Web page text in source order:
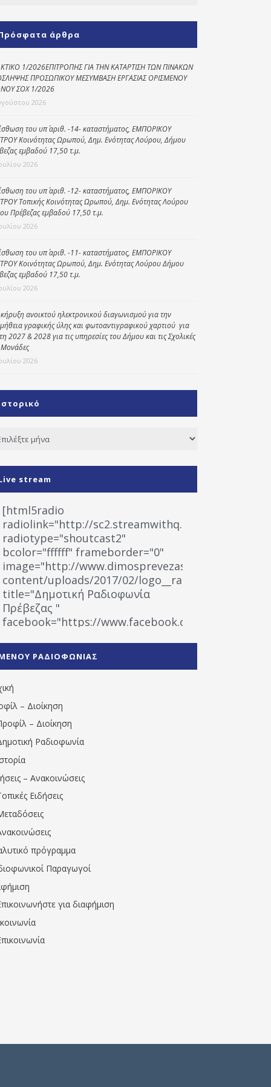
Kοινωνικό
φαρμακείο
Πρόγραμμα
Φροντίδας
Ηλικιωμένων
(Κ.Η.Φ.Η.) Πρέβεζας
άρθρα
1/2026ΕΠΙΤΡΟΠΗΣ ΓΙΑ ΤΗΝ ΚΑΤΑΡΤΙΣΗ ΤΩΝ ΠΙΝΑΚΩΝ
ΠΡΟΣΩΠΙΚΟΥ ΜΕΣΥΜΒΑΣΗ ΕΡΓΑΣΙΑΣ ΟΡΙΣΜΕΝΟΥ
ΣΟΧ 1/2026
2026
του υπ΄ αριθ. -14- καταστήματος, ΕΜΠΟΡΙΚΟΥ
Κοινότητας Ωρωπού, Δημ. Ενότητας Λούρου, Δήμου
εμβαδού 17,50 τ.μ.
2026
του υπ΄ αριθ. -12- καταστήματος, ΕΜΠΟΡΙΚΟΥ
Τοπικής Κοινότητας Ωρωπού, Δημ. Ενότητας Λούρου
Πρέβεζας εμβαδού 17,50 τ.μ.
2026
του υπ΄ αριθ. -11- καταστήματος, ΕΜΠΟΡΙΚΟΥ
Κοινότητας Ωρωπού, Δημ. Ενότητας Λούρου Δήμου
εμβαδού 17,50 τ.μ.
2026
ανοικτού ηλεκτρονικού διαγωνισμού για την
γραφικής ύλης και φωτοαντιγραφικού χαρτιού για
2027 & 2028 για τις υπηρεσίες του Δήμου και τις Σχολικές
2026
stream
[html5radio
radiolink="http://sc2.streamwithq.com:8028/
radiotype="shoutcast2"
bcolor="ffffff" frameborder="0"
image="http://www.dimosprevezas.gr/wp-
content/uploads/2017/02/logo__radiofonias.jpg"
title="Δημοτική Ραδιοφωνία
Πρέβεζας "
facebook="https://www.facebook.com/
1531194763766854/" artist="" ]
ΡΑΔΙΟΦΩΝΙΑΣ
– Διοίκηση
– Διοίκηση
Ραδιοφωνία
– Ανακοινώσεις
Ειδήσεις
πρόγραμμα
Παραγωγοί
για διαφήμιση